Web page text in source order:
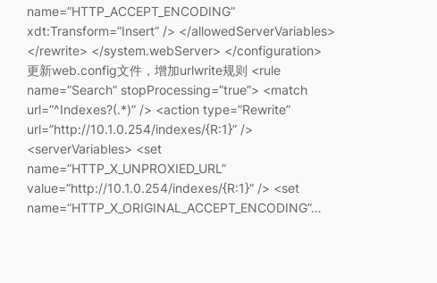
name=”HTTP_ACCEPT_ENCODING”
xdt:Transform=”Insert” /> </allowedServerVariables>
</rewrite> </system.webServer> </configuration>
更新web.config文件，增加urlwrite规则 <rule
name=”Search” stopProcessing=”true”> <match
url=”^Indexes?(.*)” /> <action type=”Rewrite”
url=”http://10.1.0.254/indexes/{R:1}” />
<serverVariables> <set
name=”HTTP_X_UNPROXIED_URL”
value=”http://10.1.0.254/indexes/{R:1}“ /> <set
name=”HTTP_X_ORIGINAL_ACCEPT_ENCODING”…